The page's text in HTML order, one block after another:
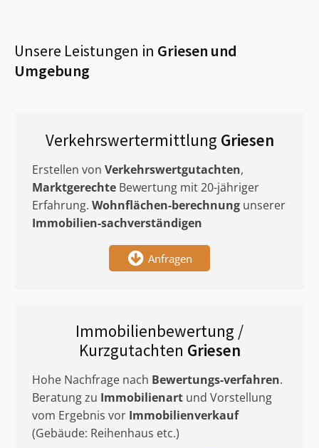
Unsere Leistungen in Griesen und
Umgebung
Verkehrswertermittlung Griesen
Erstellen von Verkehrswertgutachten,
Marktgerechte Bewertung mit 20-jähriger
Erfahrung. Wohnflächen-berechnung unserer
Immobilien-sachverständigen
Anfragen
Immobilienbewertung /
Kurzgutachten Griesen
Hohe Nachfrage nach Bewertungs-verfahren.
Beratung zu Immobilienart und Vorstellung
vom Ergebnis vor Immobilienverkauf
(Gebäude: Reihenhaus etc.)